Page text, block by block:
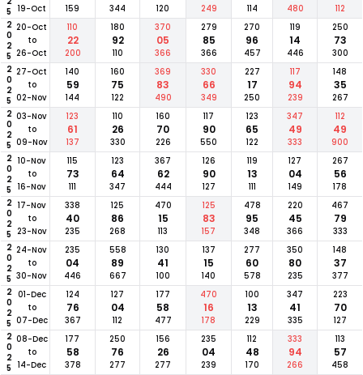
19-Oct
159 344 120 249 114 480 112
2025 20-Oct
to
26-Oct
110
22
200
180
92
110
370
05
366
279
85
366
270
96
457
119
14
446
250
73
300
2025 27-Oct
to
02-Nov
140
59
144
160
75
122
369
83
490
330
66
349
227
17
250
117
94
239
148
35
267
2025 03-Nov
to
09-Nov
123
61
137
110
26
330
160
70
226
117
90
550
123
65
122
347
49
333
112
49
900
2025 10-Nov
to
16-Nov
115
73
111
123
64
347
367
62
444
126
90
127
119
13
111
127
04
149
267
56
178
2025 17-Nov
to
23-Nov
338
40
235
125
86
268
470
15
113
125
83
157
478
95
348
220
45
366
467
79
333
2025 24-Nov
to
30-Nov
235
04
446
558
89
667
130
41
100
137
15
140
277
60
578
350
80
235
148
37
377
2025 01-Dec
to
07-Dec
124
76
367
127
04
112
177
58
477
470
16
178
100
13
229
347
41
335
223
70
127
2025 08-Dec
to
14-Dec
177
58
378
250
76
277
156
26
277
235
04
239
112
48
170
333
94
266
113
57
458